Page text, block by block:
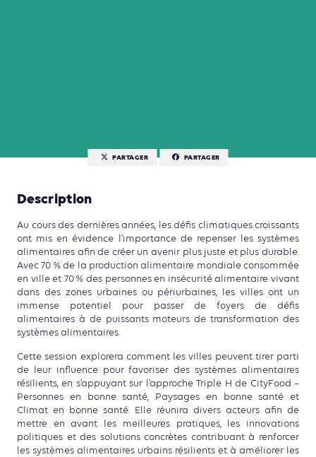
PARTAGER PARTAGER
Description
Au cours des dernières années, les défis climatiques croissants
ont mis en évidence l’importance de repenser les systèmes
alimentaires afin de créer un avenir plus juste et plus durable.
Avec 70 % de la production alimentaire mondiale consommée
en ville et 70 % des personnes en insécurité alimentaire vivant
dans des zones urbaines ou périurbaines, les villes ont un
immense potentiel pour passer de foyers de défis
alimentaires à de puissants moteurs de transformation des
systèmes alimentaires.
Cette session explorera comment les villes peuvent tirer parti
de leur influence pour favoriser des systèmes alimentaires
résilients, en s’appuyant sur l’approche Triple H de CityFood –
Personnes en bonne santé, Paysages en bonne santé et
Climat en bonne santé. Elle réunira divers acteurs afin de
mettre en avant les meilleures pratiques, les innovations
politiques et des solutions concrètes contribuant à renforcer
les systèmes alimentaires urbains résilients et à améliorer les